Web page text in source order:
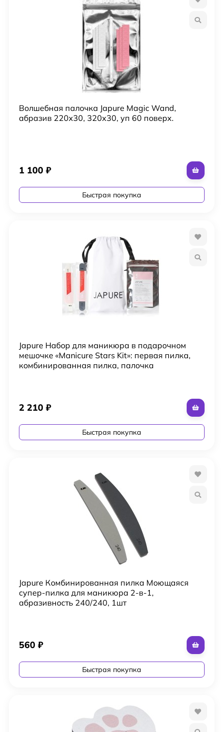
Волшебная палочка Japure Magic Wand,
абразив 220x30, 320x30, уп 60 поверх.
1 100 ₽
Быстрая покупка
Japure Набор для маникюра в подарочном
мешочке «Manicure Stars Kit»: первая пилка,
комбинированная пилка, палочка
2 210 ₽
Быстрая покупка
Japure Комбинированная пилка Моющаяся
супер-пилка для маникюра 2-в-1,
абразивность 240/240, 1шт
560 ₽
Быстрая покупка